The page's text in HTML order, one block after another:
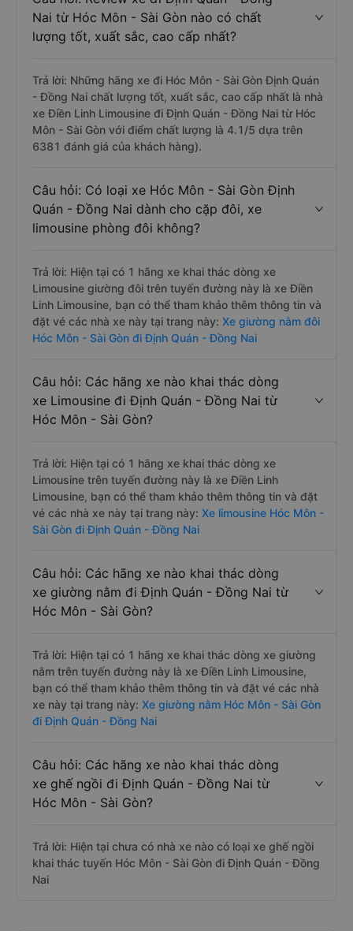
Nai từ Hóc Môn - Sài Gòn nào có chất
lượng tốt, xuất sắc, cao cấp nhất?
Trả lời: Những hãng xe đi Hóc Môn - Sài Gòn Định Quán
- Đồng Nai chất lượng tốt, xuất sắc, cao cấp nhất là nhà
xe Điền Linh Limousine đi Định Quán - Đồng Nai từ Hóc
Môn - Sài Gòn với điểm chất lượng là 4.1/5 dựa trên
6381 đánh giá của khách hàng).
Câu hỏi: Có loại xe Hóc Môn - Sài Gòn Định
Quán - Đồng Nai dành cho cặp đôi, xe
limousine phòng đôi không?
Trả lời: Hiện tại có 1 hãng xe khai thác dòng xe
Limousine giường đôi trên tuyến đường này là xe Điền
Linh Limousine, bạn có thể tham khảo thêm thông tin và
đặt vé các nhà xe này tại trang này: Xe giường nằm đôi
Hóc Môn - Sài Gòn đi Định Quán - Đồng Nai
Câu hỏi: Các hãng xe nào khai thác dòng
xe Limousine đi Định Quán - Đồng Nai từ
Hóc Môn - Sài Gòn?
Trả lời: Hiện tại có 1 hãng xe khai thác dòng xe
Limousine trên tuyến đường này là xe Điền Linh
Limousine, bạn có thể tham khảo thêm thông tin và đặt
vé các nhà xe này tại trang này: Xe limousine Hóc Môn -
Sài Gòn đi Định Quán - Đồng Nai
Câu hỏi: Các hãng xe nào khai thác dòng
xe giường nằm đi Định Quán - Đồng Nai từ
Hóc Môn - Sài Gòn?
Trả lời: Hiện tại có 1 hãng xe khai thác dòng xe giường
nằm trên tuyến đường này là xe Điền Linh Limousine,
bạn có thể tham khảo thêm thông tin và đặt vé các nhà
xe này tại trang này: Xe giường nằm Hóc Môn - Sài Gòn
đi Định Quán - Đồng Nai
Câu hỏi: Các hãng xe nào khai thác dòng
xe ghế ngồi đi Định Quán - Đồng Nai từ
Hóc Môn - Sài Gòn?
Trả lời: Hiện tại chưa có nhà xe nào có loại xe ghế ngồi
khai thác tuyến Hóc Môn - Sài Gòn đi Định Quán - Đồng
Nai